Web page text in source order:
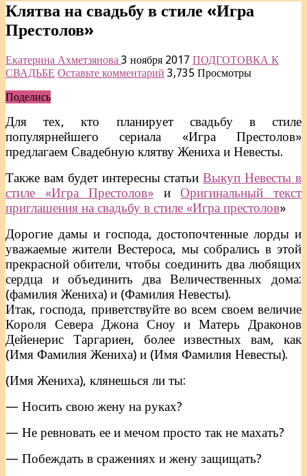
Клятва на свадьбу в стиле «Игра
Престолов»
Екатерина Ахметзянова 3 ноября 2017 ПОДГОТОВКА К
СВАДЬБЕ Оставьте комментарий 3,735 Просмотры
Поделись
Для тех, кто планирует свадьбу в стиле
популярнейшего сериала «Игра Престолов»
предлагаем Свадебную клятву Жениха и Невесты.
Также вам будет интересны статьиВыкуп Невесты в
стиле «Игра Престолов» иОригинальный текст
приглашения на свадьбу в стиле «Игра престолов»
Дорогие дамы и господа, достопочтенные лорды и
уважаемые жители Вестероса, мы собрались в этой
прекрасной обители, чтобы соединить два любящих
сердца и объединить два Величественных дома:
(фамилия Жениха) и (Фамилия Невесты).
Итак, господа, приветствуйте во всем своем величие
Короля Севера Джона Сноу и Матерь Драконов
Дейенерис Таргариен, более известных вам, как
(Имя Фамилия Жениха) и (Имя Фамилия Невесты).
(Имя Жениха), клянешься ли ты:
— Носить свою жену на руках?
— Не ревновать ее и мечом просто так не махать?
— Побеждать в сражениях и жену защищать?